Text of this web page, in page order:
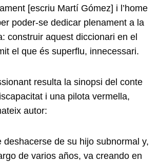
[escriu Martí Gómez] i l’home
poder-se dedicar plenament a la
construir aquest diccionari en el
el que és superflu, innecessari.
resulta la sinopsi del conte
i una pilota vermella,
autor:
deshacerse de su hijo subnormal y,
de varios años, va creando en